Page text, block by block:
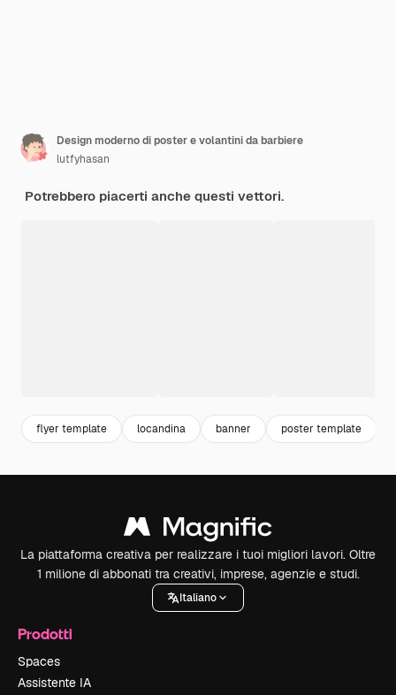
Design moderno di poster e volantini da barbiere
lutfyhasan
Potrebbero piacerti anche questi vettori.
flyer template locandina banner poster template
La piattaforma creativa per realizzare i tuoi migliori lavori. Oltre
1 milione di abbonati tra creativi, imprese, agenzie e studi.
Italiano
Prodotti
Spaces
Assistente IA